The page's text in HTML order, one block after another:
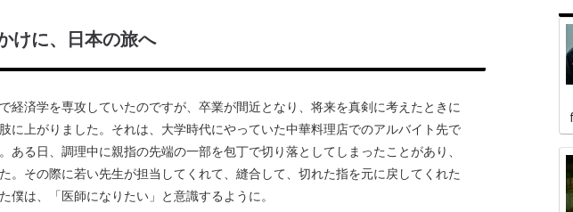
けに、日本の旅へ
経済学を専攻していたのですが、卒業が間近となり、将来を真剣に考えたときに
に上がりました。それは、大学時代にやっていた中華料理店でのアルバイト先で
ある日、調理中に親指の先端の一部を包丁で切り落としてしまったことがあり、
。その際に若い先生が担当してくれて、縫合して、切れた指を元に戻してくれた
僕は、「医師になりたい」と意識するように。